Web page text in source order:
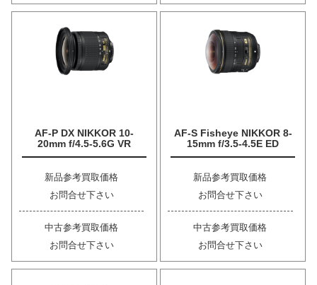
AF-P DX NIKKOR 10-
20mm f/4.5-5.6G VR
新品参考買取価格
お問合せ下さい
中古参考買取価格
お問合せ下さい
AF-S Fisheye NIKKOR 8-
15mm f/3.5-4.5E ED
新品参考買取価格
お問合せ下さい
中古参考買取価格
お問合せ下さい